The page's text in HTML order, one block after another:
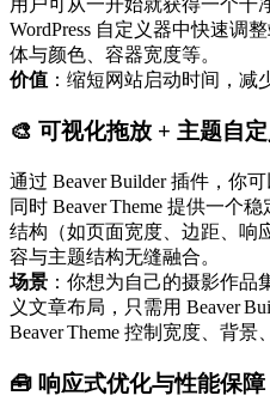
用户可从一开始就获得一个干
WordPress 自定义器中快速调
体与颜色、容器宽度等。
价值 ：缩短网站启动时间，减
🎨 可视化拖放 + 主题自
通过 Beaver Builder 插件，你
同时 Beaver Theme 提供一个
结构（如页面宽度、边距、响
容与主题结构无缝融合。
场景 ：你想为自己的摄影作品
义文章布局，只需用 Beaver
Beaver Theme 控制宽度、背景
🧰 响应式优化与性能保障